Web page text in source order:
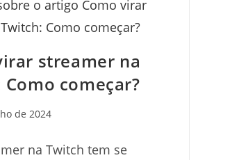
Eficaz
streamer na
começar?
de 2024
na Twitch tem se